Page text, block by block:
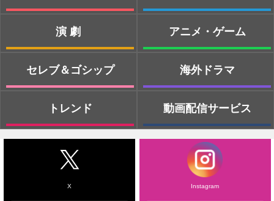
演劇
セレブ＆ゴシップ
トレンド
アニメ・ゲーム
海外ドラマ
動画配信サービス
X Instagram